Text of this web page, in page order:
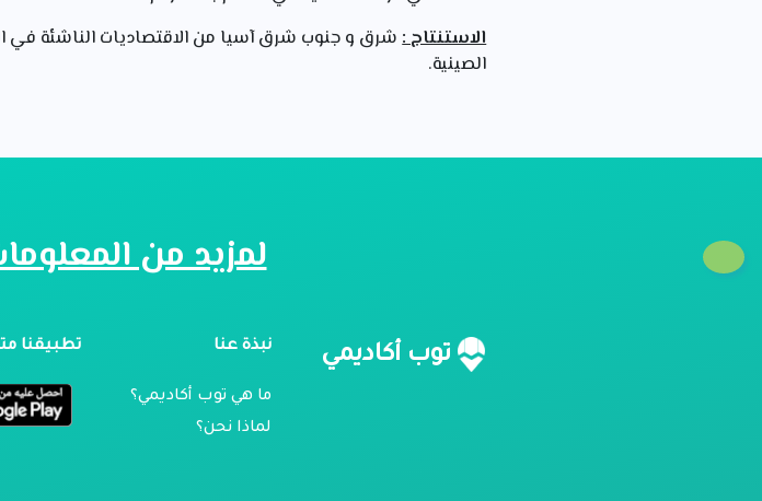
الاستنتاج :شرق و جنوب شرق آسيا من الاقتصاديات الناشئة في
الصينية.
لمزيد من
توب أكاديمي نبذة عنا
ما هي توب أكاديمي؟
لماذا نحن؟
تطبيقنا